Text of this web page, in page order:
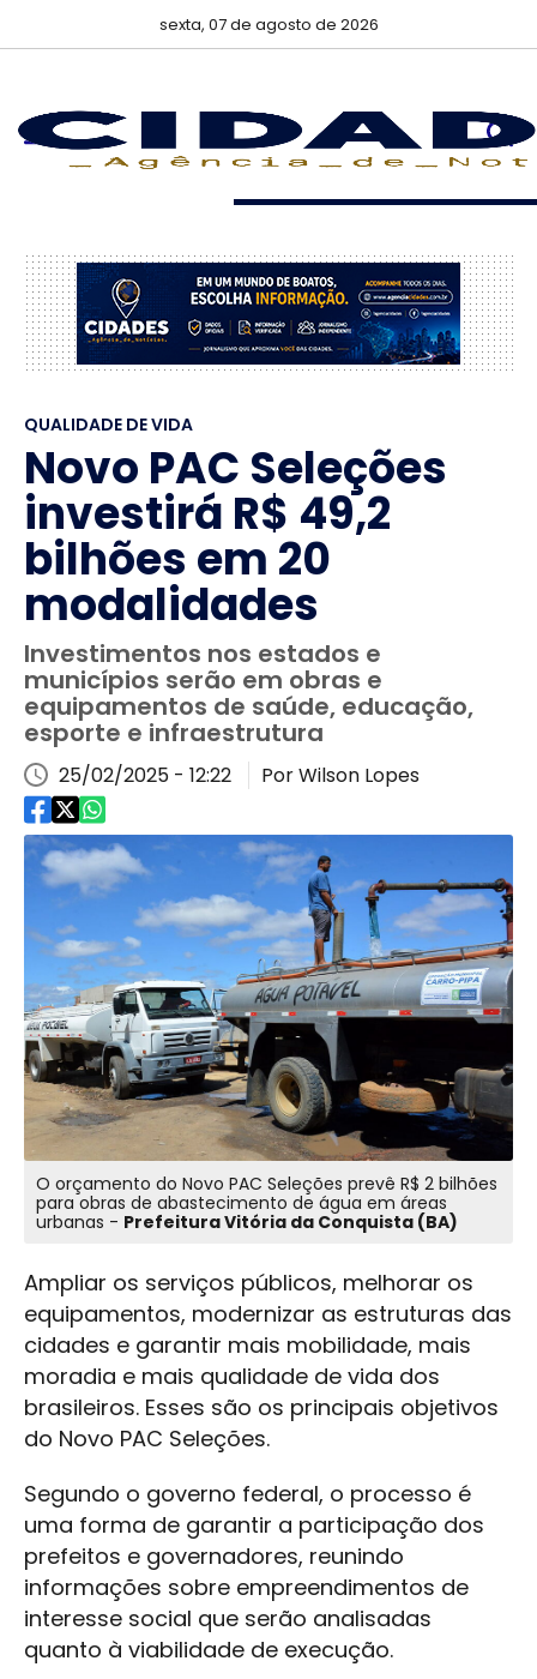
sexta, 07 de agosto de 2026
QUALIDADE DE VIDA
Novo PAC Seleções
investirá R$ 49,2
bilhões em 20
modalidades
Investimentos nos estados e
municípios serão em obras e
equipamentos de saúde, educação,
esporte e infraestrutura
25/02/2025 - 12:22 Por Wilson Lopes
O orçamento do Novo PAC Seleções prevê R$ 2 bilhões
para obras de abastecimento de água em áreas
urbanas - Prefeitura Vitória da Conquista (BA)
Ampliar os serviços públicos, melhorar os
equipamentos, modernizar as estruturas das
cidades e garantir mais mobilidade, mais
moradia e mais qualidade de vida dos
brasileiros. Esses são os principais objetivos
do Novo PAC Seleções.
Segundo o governo federal, o processo é
uma forma de garantir a participação dos
prefeitos e governadores, reunindo
informações sobre empreendimentos de
interesse social que serão analisadas
quanto à viabilidade de execução.